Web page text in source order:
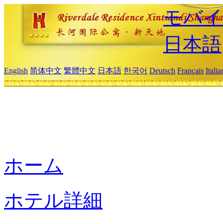
モバ
日本語
English 简体中文 繁體中文 日本語 한국어 Deutsch Français
ホーム
ホテル詳細